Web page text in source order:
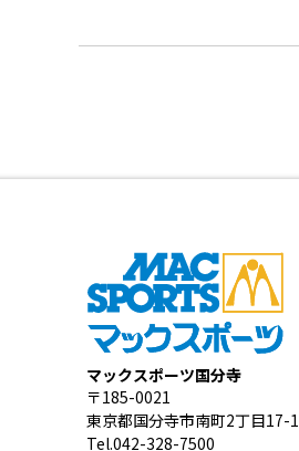
マックスポーツ国分寺
〒185-0021
東京都国分寺市南町2丁目17-1
Tel.042-328-7500